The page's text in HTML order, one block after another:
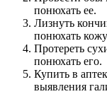
понюхать ее.
Лизнуть
понюхать
Протереть
понюхать его.
Купить в
выявления